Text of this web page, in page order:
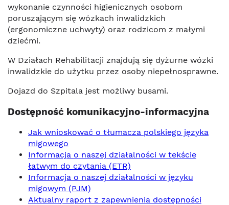
wykonanie czynności higienicznych osobom
poruszającym się wózkach inwalidzkich
(ergonomiczne uchwyty) oraz rodzicom z małymi
dziećmi.
W Działach Rehabilitacji znajdują się dyżurne wózki
inwalidzkie do użytku przez osoby niepełnosprawne.
Dojazd do Szpitala jest możliwy busami.
Dostępność komunikacyjno-informacyjna
Jak wnioskować o tłumacza polskiego języka
migowego
Informacja o naszej działalności w tekście
łatwym do czytania (ETR)
Informacja o naszej działalności w języku
migowym (PJM)
Aktualny raport z zapewnienia dostępności